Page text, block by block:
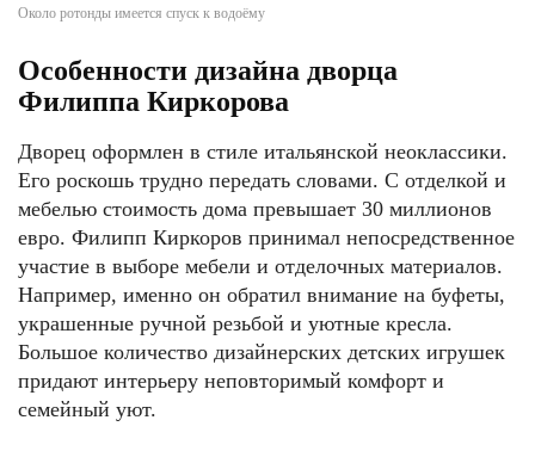
Около ротонды имеется спуск к водоёму
Особенности дизайна дворца
Филиппа Киркорова
Дворец оформлен в стиле итальянской неоклассики.
Его роскошь трудно передать словами. С отделкой и
мебелью стоимость дома превышает 30 миллионов
евро. Филипп Киркоров принимал непосредственное
участие в выборе мебели и отделочных материалов.
Например, именно он обратил внимание на буфеты,
украшенные ручной резьбой и уютные кресла.
Большое количество дизайнерских детских игрушек
придают интерьеру неповторимый комфорт и
семейный уют.